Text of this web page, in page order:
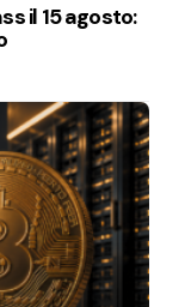
il 15 agosto: